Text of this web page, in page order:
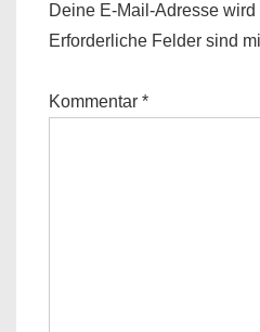
Deine E-Mail-Adresse
Erforderliche Felder sind
Kommentar *